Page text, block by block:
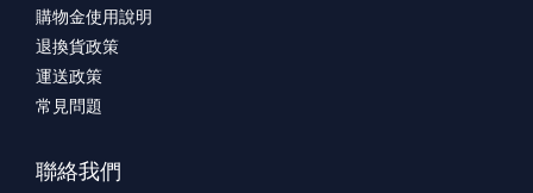
購物金使用說明
退換貨政策
運送政策
常見問題
聯絡我們